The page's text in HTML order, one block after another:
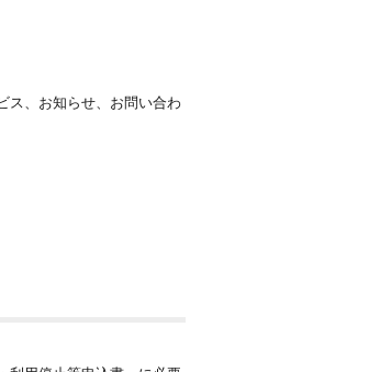
ス、お知らせ、お問い合わ